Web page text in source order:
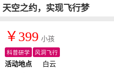
天空之约，实现飞行梦
￥399 小孩
科普研学 风洞飞行
活动地点
白云